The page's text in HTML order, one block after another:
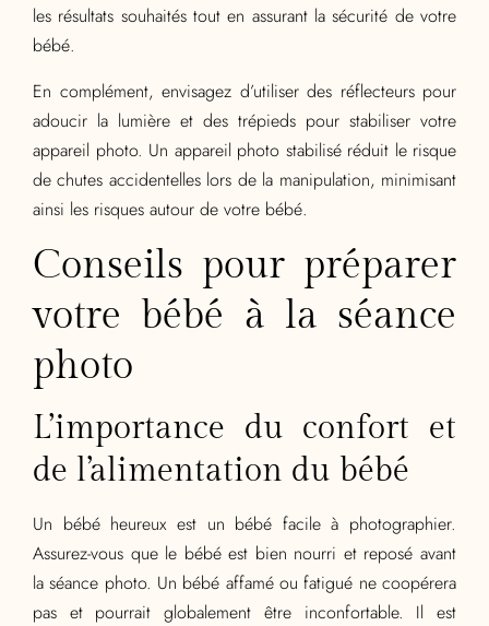
les résultats souhaités tout en assurant la sécurité de votre
bébé.
En complément, envisagez d’utiliser des réflecteurs pour
adoucir la lumière et des trépieds pour stabiliser votre
appareil photo. Un appareil photo stabilisé réduit le risque
de chutes accidentelles lors de la manipulation, minimisant
ainsi les risques autour de votre bébé.
Conseils pour préparer
votre bébé à la séance
photo
L’importance du confort et
de l’alimentation du bébé
Un bébé heureux est un bébé facile à photographier.
Assurez-vous que le bébé est bien nourri et reposé avant
la séance photo. Un bébé affamé ou fatigué ne coopérera
pas et pourrait globalement être inconfortable. Il est